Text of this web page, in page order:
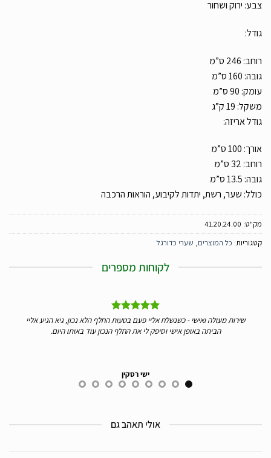
צבע: ירוק ושחור
גודל:
רוחב: 246 ס”מ
גובה: 160 ס”מ
עומק: 90 ס”מ
משקל: 19 ק”ג
גודל אריזה:
אורך: 100 ס”מ
רוחב: 32 ס”מ
גובה: 13.5 ס”מ
כולל: שער, רשת, יתדות לקיבוע, הוראות הרכבה
מק"ט: 41.20.24.00
קטגוריות: כל המוצרים, שערי כדורגל
לקוחות מספרים
הלא נכון, גיא הגיע אליי
עוד באותו היום.
אנחנו לקוחות כבר 7 שנים של ברג. השירות תמיד אדיב
תודה
אולי תאהב גם